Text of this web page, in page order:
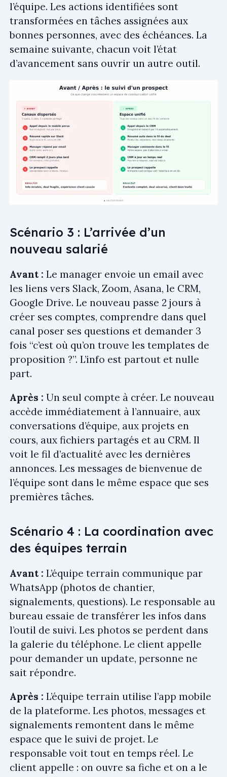
l’équipe. Les actions identifiées sont
transformées en tâches assignées aux
bonnes personnes, avec des échéances. La
semaine suivante, chacun voit l’état
d’avancement sans ouvrir un autre outil.
Scénario 3 : L’arrivée d’un
nouveau salarié
Avant : Le manager envoie un email avec
les liens vers Slack, Zoom, Asana, le CRM,
Google Drive. Le nouveau passe 2 jours à
créer ses comptes, comprendre dans quel
canal poser ses questions et demander 3
fois “c’est où qu’on trouve les templates de
proposition ?”. L’info est partout et nulle
part.
Après : Un seul compte à créer. Le nouveau
accède immédiatement à l’annuaire, aux
conversations d’équipe, aux projets en
cours, aux fichiers partagés et au CRM. Il
voit le fil d’actualité avec les dernières
annonces. Les messages de bienvenue de
l’équipe sont dans le même espace que ses
premières tâches.
Scénario 4 : La coordination avec
des équipes terrain
Avant : L’équipe terrain communique par
WhatsApp (photos de chantier,
signalements, questions). Le responsable au
bureau essaie de transférer les infos dans
l’outil de suivi. Les photos se perdent dans
la galerie du téléphone. Le client appelle
pour demander un update, personne ne
sait répondre.
Après : L’équipe terrain utilise l’app mobile
de la plateforme. Les photos, messages et
signalements remontent dans le même
espace que le suivi de projet. Le
responsable voit tout en temps réel. Le
client appelle : on ouvre sa fiche et on a le